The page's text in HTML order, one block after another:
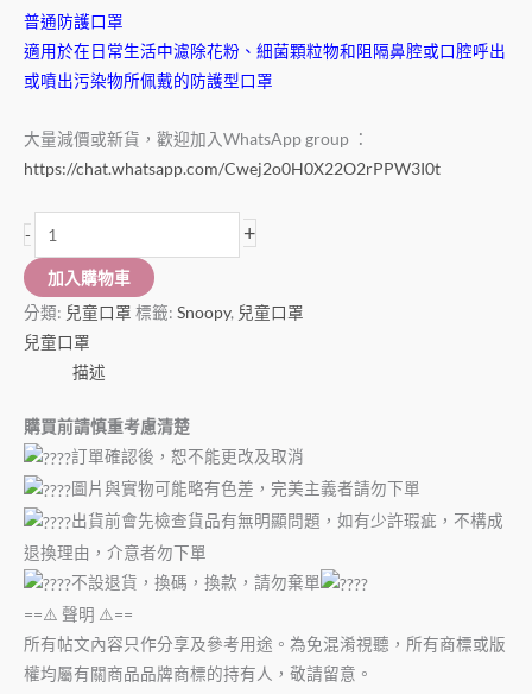
普通防護口罩
適用於在日常生活中濾除花粉、細菌顆粒物和阻隔鼻腔或口腔呼出
或噴出污染物所佩戴的防護型口罩
大量減價或新貨，歡迎加入WhatsApp group ：
https://chat.whatsapp.com/Cwej2o0H0X22O2rPPW3I0t
- +
加入購物車
分類: 兒童口罩 標籤: Snoopy, 兒童口罩
兒童口罩
描述
購買前請慎重考慮清楚
訂單確認後，恕不能更改及取消
圖片與實物可能略有色差，完美主義者請勿下單
出貨前會先檢查貨品有無明顯問題，如有少許瑕疵，不構成
退換理由，介意者勿下單
不設退貨，換碼，換款，請勿棄單
==⚠️ 聲明 ⚠️==
所有帖文內容只作分享及參考用途。為免混淆視聽，所有商標或版
權均屬有關商品品牌商標的持有人，敬請留意。